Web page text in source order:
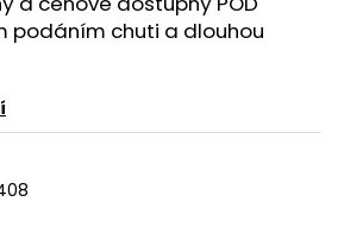
podáním chuti a dlouhou